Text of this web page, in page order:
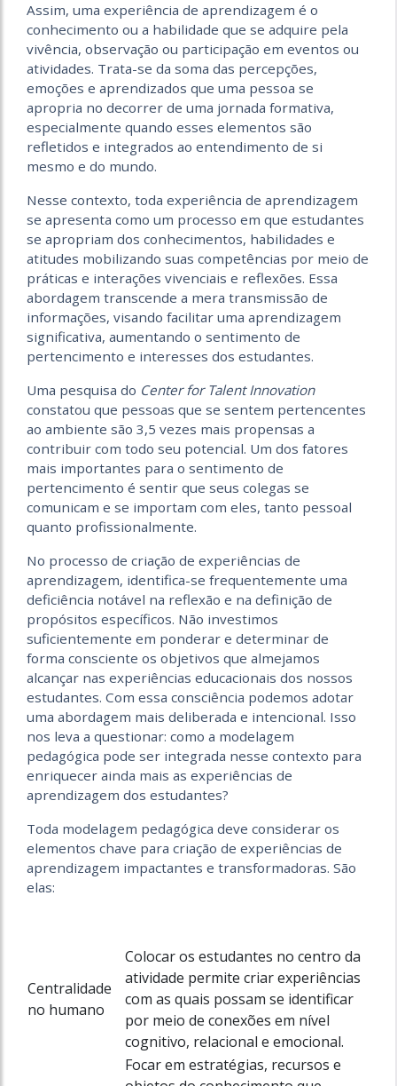
Assim, uma experiência de aprendizagem é o
conhecimento ou a habilidade que se adquire pela
vivência, observação ou participação em eventos ou
atividades. Trata-se da soma das percepções,
emoções e aprendizados que uma pessoa se
apropria no decorrer de uma jornada formativa,
especialmente quando esses elementos são
refletidos e integrados ao entendimento de si
mesmo e do mundo.
Nesse contexto, toda experiência de aprendizagem
se apresenta como um processo em que estudantes
se apropriam dos conhecimentos, habilidades e
atitudes mobilizando suas competências por meio de
práticas e interações vivenciais e reflexões. Essa
abordagem transcende a mera transmissão de
informações, visando facilitar uma aprendizagem
significativa, aumentando o sentimento de
pertencimento e interesses dos estudantes.
Uma pesquisa do Center for Talent Innovation
constatou que pessoas que se sentem pertencentes
ao ambiente são 3,5 vezes mais propensas a
contribuir com todo seu potencial. Um dos fatores
mais importantes para o sentimento de
pertencimento é sentir que seus colegas se
comunicam e se importam com eles, tanto pessoal
quanto profissionalmente.
No processo de criação de experiências de
aprendizagem, identifica-se frequentemente uma
deficiência notável na reflexão e na definição de
propósitos específicos. Não investimos
suficientemente em ponderar e determinar de
forma consciente os objetivos que almejamos
alcançar nas experiências educacionais dos nossos
estudantes. Com essa consciência podemos adotar
uma abordagem mais deliberada e intencional. Isso
nos leva a questionar: como a modelagem
pedagógica pode ser integrada nesse contexto para
enriquecer ainda mais as experiências de
aprendizagem dos estudantes?
Toda modelagem pedagógica deve considerar os
elementos chave para criação de experiências de
aprendizagem impactantes e transformadoras. São
elas:
Centralidade
no humano
Colocar os estudantes no centro da
atividade permite criar experiências
com as quais possam se identificar
por meio de conexões em nível
cognitivo, relacional e emocional.
Focar em estratégias, recursos e